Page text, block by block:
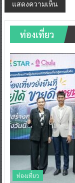
ท่องเที่ยว
ท่องเที่ยว